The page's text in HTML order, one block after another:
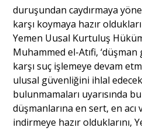
duruşundan caydırmaya
karşı koymaya hazır
Yemen Uusal Kurtuluş
Muhammed el-Atıfi, ‘düşman
karşı suç işlemeye devam
ulusal güvenliğini ihlal
bulunmamaları uyarısında
düşmanlarına en sert, en
indirmeye hazır olduklarını,